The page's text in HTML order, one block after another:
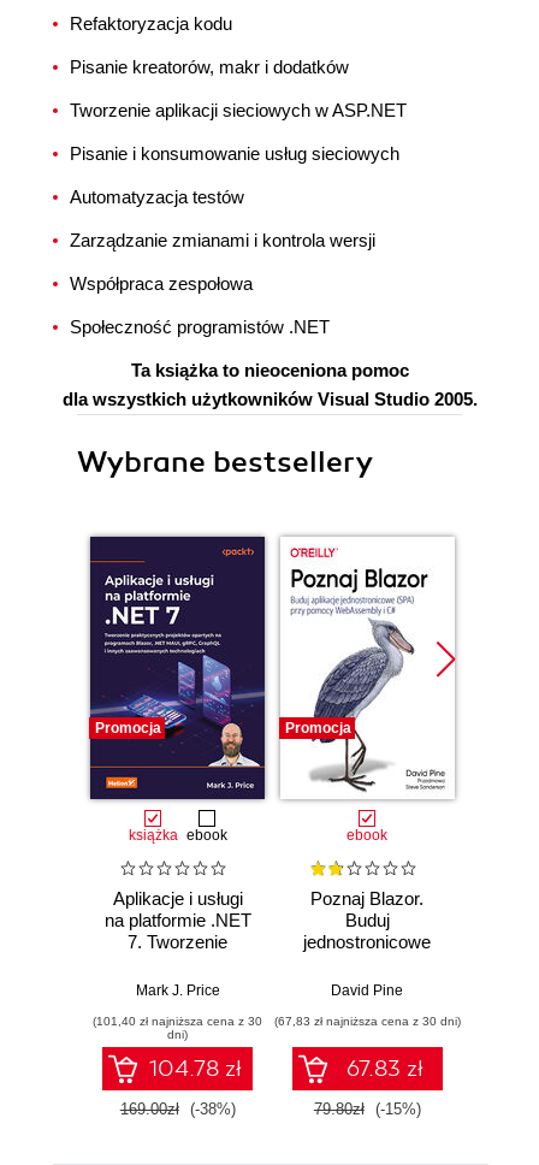
Refaktoryzacja kodu
Pisanie kreatorów, makr i dodatków
Tworzenie aplikacji sieciowych w ASP.NET
Pisanie i konsumowanie usług sieciowych
Automatyzacja testów
Zarządzanie zmianami i kontrola wersji
Współpraca zespołowa
Społeczność programistów .NET
Ta książka to nieoceniona pomoc
dla wszystkich użytkowników Visual Studio 2005.
Wybrane bestsellery
Promocja
książka ebook
Aplikacje i usługi
na platformie .NET
7. Tworzenie
projektów opartych
Blazor, .NET
MAUI, gRPC,
GraphQL i innych
zaawansowanych
technologiach
Mark J. Price
(101,40 zł najniższa cena z 30
dni)
104.78 zł
169.00zł (-38%)
Promocja
ebook
Poznaj Blazor.
Buduj
jednostronicowe
pomocy
David Pine
(67,83 zł najniższa cena z 30 dni)
67.83 zł
79.80zł (-15%)